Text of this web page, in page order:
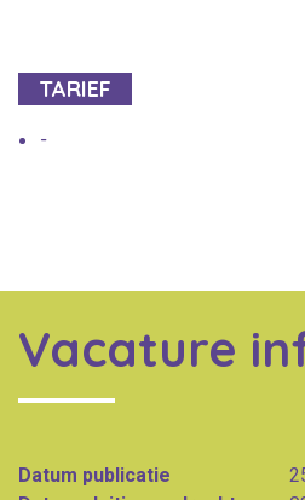
TARIEF
-
Vacature
Datum publicatie